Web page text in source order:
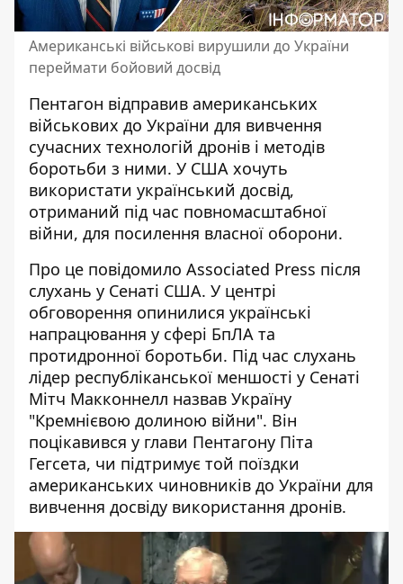
Американські військові вирушили до України
переймати бойовий досвід
Пентагон відправив американських
військових до України для вивчення
сучасних технологій дронів і методів
боротьби з ними. У США хочуть
використати український досвід,
отриманий під час повномасштабної
війни, для посилення власної оборони.
Про це повідомило Associated Press після
слухань у Сенаті США. У центрі
обговорення опинилися українські
напрацювання у сфері БпЛА та
протидронної боротьби. Під час слухань
лідер республіканської меншості у Сенаті
Мітч Макконнелл назвав Україну
"Кремнієвою долиною війни". Він
поцікавився у глави Пентагону Піта
Гегсета, чи підтримує той поїздки
американських чиновників до України для
вивчення досвіду використання дронів.